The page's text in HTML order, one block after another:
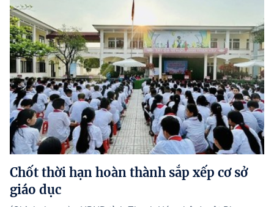
Chốt thời hạn hoàn thành sắp xếp cơ sở
giáo dục